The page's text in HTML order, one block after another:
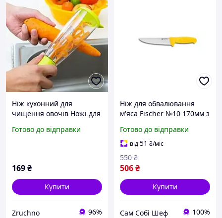
Ніж кухонний для
чищення овочів Ножі для
Німеччина Оздобливий
Готово до відправки
169₴
Купити
Zruchno 96%
Ніж для обвалювання
м'яса Fischer №10 170мм з
Готово до відправки
від51 ₴/міс
506₴
550 ₴
Купити
Сам Собі Шеф 100%